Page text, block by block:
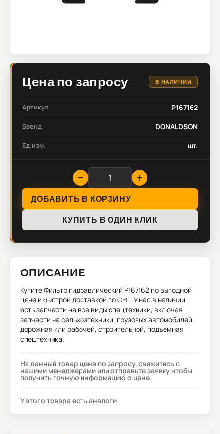
Цена по запросу В НАЛИЧИИ
Артикул P167162
Бренд DONALDSON
Ед.изм. шт.
ДОБАВИТЬ В КОРЗИНУ
КУПИТЬ В ОДИН КЛИК
ОПИСАНИЕ
КупитеФильтр гидравлический P167162 по выгодной
цене и быстрой доставкой по СНГ. У нас в наличии
есть запчасти на все виды спецтехники, включая
запчасти на сельхозтехники, грузовых автомобилей,
дорожная или рабочей, строительной, подъемная
спецтехника.
На данный товар цена по запросу, свяжитесь с
нашими менеджерами или отправьте заявку чтобы
получить точную информацию о цене.
У этого товара есть аналоги